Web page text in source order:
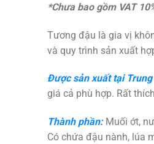
*Chưa bao gồm VAT
Tương đậu là gia vị
và quy trình sản xuất
Được sản xuất tại Trung
giá cả phù hợp. Rất
Thành phần:Muối ớt,
Có chứa đậu nành, lúa